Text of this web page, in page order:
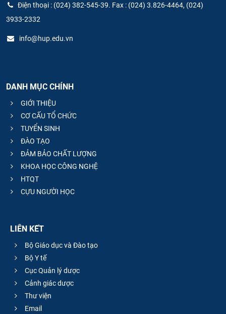
Điện thoại : (024) 382-545-39. Fax : (024) 3.826-4464, (024)
3933-2332
info@hup.edu.vn
DANH MỤC CHÍNH
GIỚI THIỆU
CƠ CẤU TỔ CHỨC
TUYỂN SINH
ĐÀO TẠO
ĐẢM BẢO CHẤT LƯỢNG
KHOA HỌC CÔNG NGHỆ
HTQT
CỰU NGƯỜI HỌC
LIÊN KẾT
Bộ Giáo dục và Đào tạo
Bộ Y tế
Cục Quản lý dược
Cảnh giác dược
Thư viện
Email